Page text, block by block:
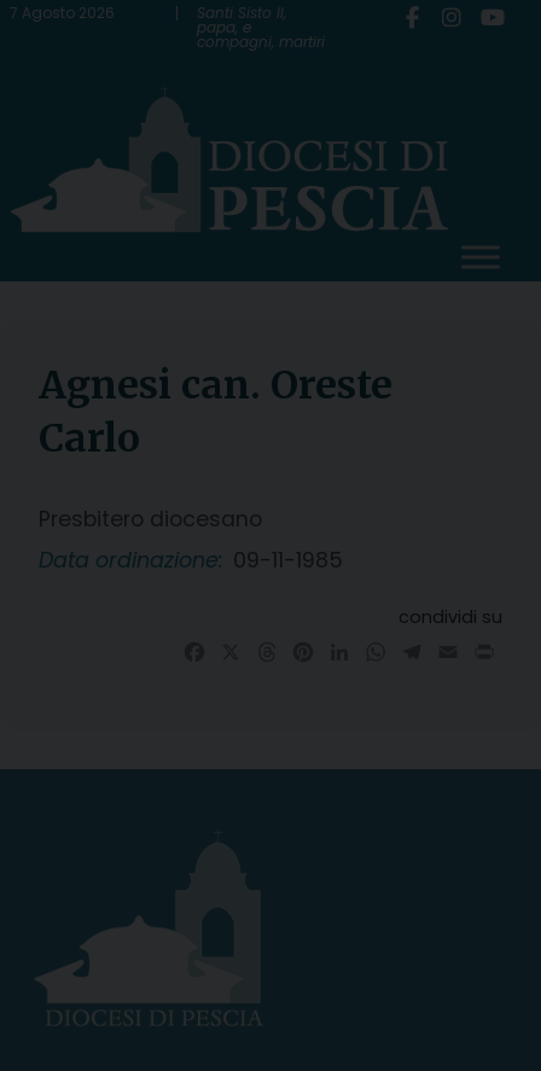
Skip
7 Agosto 2026 Santi Sisto II,
papa, e
compagni, martiri
Agnesi can. Oreste
Carlo
Presbitero diocesano
Data ordinazione: 09-11-1985
condividi su